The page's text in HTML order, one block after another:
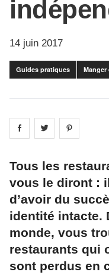
14 juin 2017
Guides pratiques Manger
Share on facebook
Share on
Tous les
vous le diront :
d’avoir du
identité intacte.
monde, vous
restaurants qui
sont perdus en